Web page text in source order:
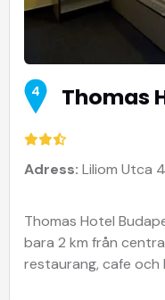
4 Thomas
Adress: Liliom Utca
Thomas Hotel
bara 2 km från
restaurang, cafe och